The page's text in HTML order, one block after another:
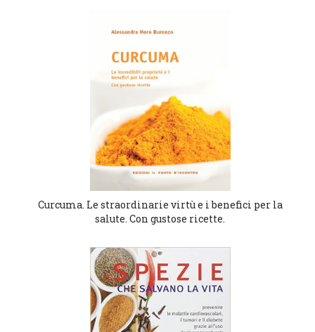
Curcuma. Le straordinarie virtù e i benefici per la
salute. Con gustose ricette.